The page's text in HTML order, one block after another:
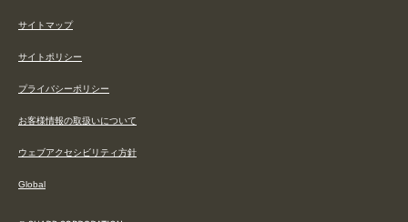
サイトマップ
サイトポリシー
プライバシーポリシー
お客様情報の取扱いについて
ウェブアクセシビリティ方針
Global